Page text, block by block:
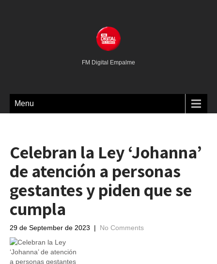
FM Digital Empalme
Menu
Celebran la Ley ‘Johanna’
de atención a personas
gestantes y piden que se
cumpla
29 de September de 2023 | No Comments